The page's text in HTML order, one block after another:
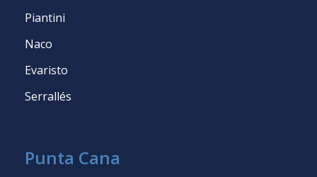
Piantini
Naco
Evaristo
Serrallés
Punta Cana